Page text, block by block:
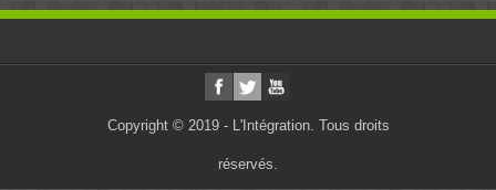
Copyright © 2019 - L'Intégration. Tous droits
réservés.